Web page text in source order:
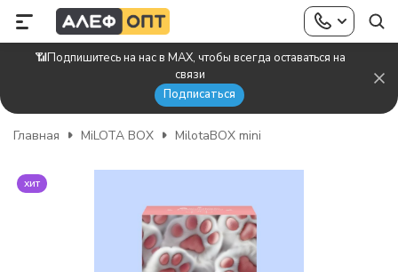
📶Подпишитесь на нас в MAX, чтобы всегда оставаться на
связи
Подписаться
Главная MiLOTA BOX MilotaBOX mini
хит